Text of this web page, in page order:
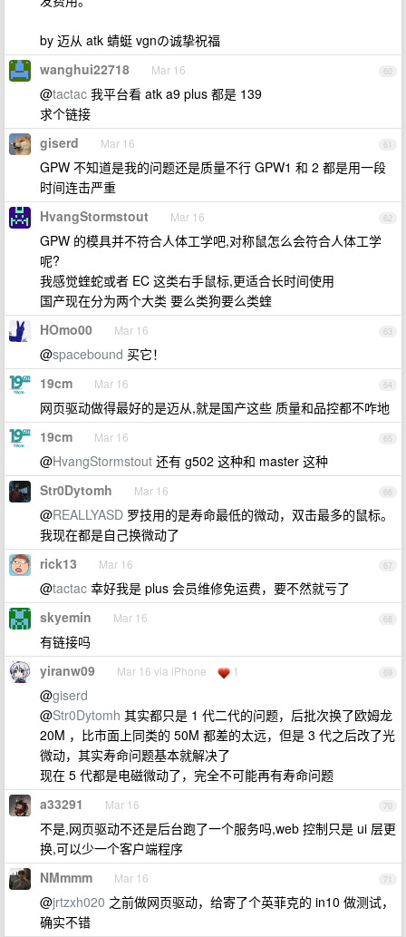
by 迈从 atk 蜻蜓 vgnの诚挚祝福
60
wanghui22718 Mar 16
@tactac 我平台看 atk a9 plus 都是 139
求个链接
61
giserd Mar 16
GPW 不知道是我的问题还是质量不行 GPW1 和 2 都是用一段
时间连击严重
62
HvangStormstout Mar 16
GPW 的模具并不符合人体工学吧,对称鼠怎么会符合人体工学
呢?
我感觉蝰蛇或者 EC 这类右手鼠标,更适合长时间使用
国产现在分为两个大类 要么类狗要么类蝰
63
HOmo00 Mar 16
@spacebound 买它！
64
19cm Mar 16
网页驱动做得最好的是迈从,就是国产这些 质量和品控都不咋地
65
19cm Mar 16
@HvangStormstout 还有 g502 这种和 master 这种
66
Str0Dytomh Mar 16
@REALLYASD 罗技用的是寿命最低的微动，双击最多的鼠标。
我现在都是自己换微动了
67
rick13 Mar 16
@tactac 幸好我是 plus 会员维修免运费，要不然就亏了
68
skyemin Mar 16
有链接吗
69
yiranw09 Mar 16 via iPhone 1
@giserd
@Str0Dytomh 其实都只是 1 代二代的问题，后批次换了欧姆龙
20M ，比市面上同类的 50M 都差的太远，但是 3 代之后改了光
微动，其实寿命问题基本就解决了
现在 5 代都是电磁微动了，完全不可能再有寿命问题
70
a33291 Mar 16
不是,网页驱动不还是后台跑了一个服务吗,web 控制只是 ui 层更
换,可以少一个客户端程序
71
NMmmm Mar 16
@jrtzxh020 之前做网页驱动，给寄了个英菲克的 in10 做测试，
确实不错